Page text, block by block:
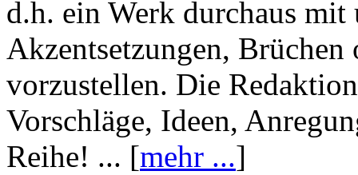
d.h. ein Werk durchaus mit
Akzentsetzungen, Brüchen
vorzustellen. Die
Vorschläge, Ideen,
Reihe! ... [mehr ...]